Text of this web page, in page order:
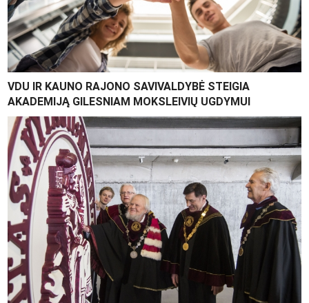
VDU IR KAUNO RAJONO SAVIVALDYBĖ STEIGIA
AKADEMIJĄ GILESNIAM MOKSLEIVIŲ UGDYMUI